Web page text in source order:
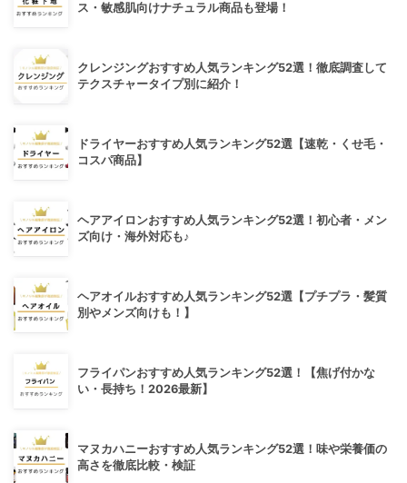
ス・敏感肌向けナチュラル商品も登場！
クレンジングおすすめ人気ランキング52選！徹底調査して
テクスチャータイプ別に紹介！
ドライヤーおすすめ人気ランキング52選【速乾・くせ毛・
コスパ商品】
ヘアアイロンおすすめ人気ランキング52選！初心者・メン
ズ向け・海外対応も♪
ヘアオイルおすすめ人気ランキング52選【プチプラ・髪質
別やメンズ向けも！】
フライパンおすすめ人気ランキング52選！【焦げ付かな
い・長持ち！2026最新】
マヌカハニーおすすめ人気ランキング52選！味や栄養価の
高さを徹底比較・検証